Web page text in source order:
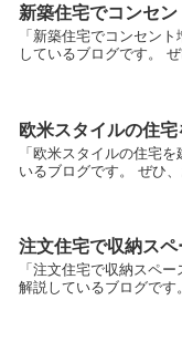
新築住宅でコンセン
「新築住宅でコンセン
しているブログです。
欧米スタイルの住宅
「欧米スタイルの住宅
いるブログです。 ぜひ
注文住宅で収納スペ
「注文住宅で収納スペ
解説しているブログで